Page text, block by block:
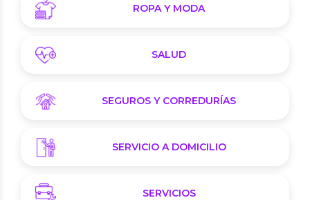
ROPA Y MODA
SALUD
SEGUROS Y CORREDURÍAS
SERVICIO A DOMICILIO
SERVICIOS